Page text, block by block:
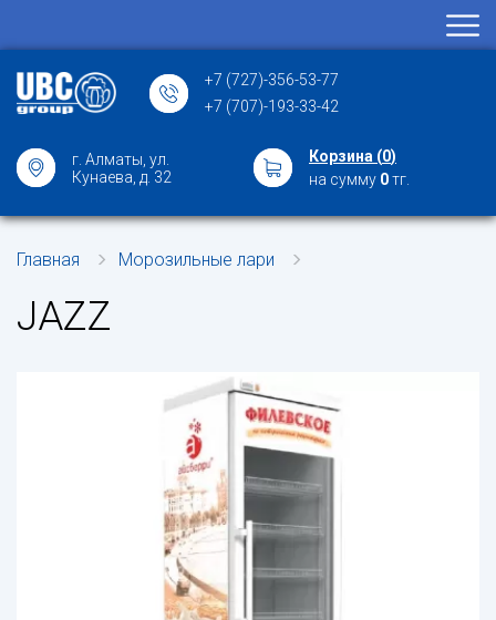
+7 (727)-356-53-77
+7 (707)-193-33-42
г. Алматы, ул.
Кунаева, д. 32
Корзина (0)
на сумму 0тг.
Главная Морозильные лари
JAZZ